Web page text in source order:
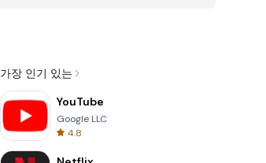
가장 인기 있는
YouTube
Google LLC
4.8